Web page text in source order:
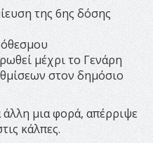
της 6ης δόσης
μέχρι το Γενάρη
στον δημόσιο
μια φορά, απέρριψε
κάλπες.